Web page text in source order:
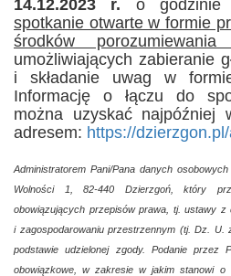
14.12.2023
r. o godzinie
spotkanie otwarte w formie
środków
umożliwiających zabieranie
i składanie uwag w
Informację o łączu do
można uzyskać najpóźniej
adresem: https://
Administratorem Pani/Pana danych
Wolności 1, 82-440 Dzierzgoń, który
obowiązujących przepisów prawa, tj. ustawy
i zagospodarowaniu przestrzennym (tj. Dz.
podstawie udzielonej zgody. Podanie przez
obowiązkowe, w zakresie w jakim stanowi o